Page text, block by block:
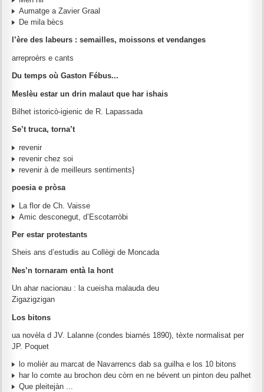
Aumatge a Zavier Graal
De mila bècs
l’ère des labeurs : semailles, moissons et vendanges
arreproèrs e cants
Du temps où Gaston Fébus...
Meslèu estar un drin malaut que har ishais
Bilhet istoricò-igienic de R. Lapassada
Se’t truca, torna’t
revenir
revenir chez soi
revenir à de meilleurs sentiments}
poesia e pròsa
La flor de Ch. Vaisse
Amic desconegut, d’Escotarròbi
Per estar protestants
Sheis ans d’estudis au Collègi de Moncada
Nes’n tornaram entà la hont
Un ahar nacionau : la cueisha malauda deu
Zigazigzigan
Los bitons
ua novèla d JV. Lalanne (condes biarnés 1890), tèxte normalisat per
JP. Poquet
lo molièr au marcat de Navarrencs dab sa guilha e los 10 bitons
har lo comte au brochon deu còrn en ne bévent un pinton deu palhet
Que pleitejàn ...